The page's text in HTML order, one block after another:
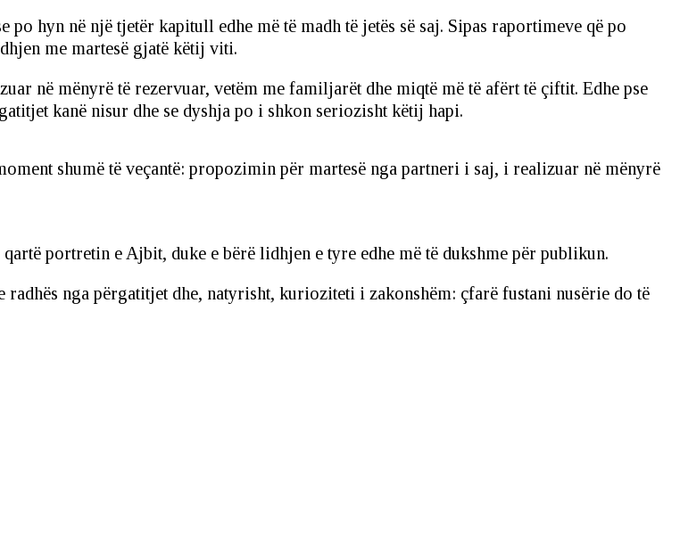
hyn në një tjetër kapitull edhe më të madh të jetës së saj. Sipas raportimeve që po
me martesë gjatë këtij viti.
në mënyrë të rezervuar, vetëm me familjarët dhe miqtë më të afërt të çiftit. Edhe pse
kanë nisur dhe se dyshja po i shkon seriozisht këtij hapi.
shumë të veçantë: propozimin për martesë nga partneri i saj, i realizuar në mënyrë
portretin e Ajbit, duke e bërë lidhjen e tyre edhe më të dukshme për publikun.
nga përgatitjet dhe, natyrisht, kurioziteti i zakonshëm: çfarë fustani nusërie do të